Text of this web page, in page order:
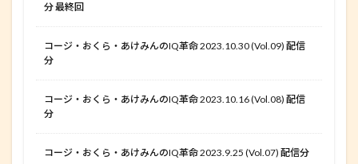
分 最終回
コージ・おくら・あけみんのIQ革命 2023.10.30 (Vol.09) 配信
分
コージ・おくら・あけみんのIQ革命 2023.10.16 (Vol.08) 配信
分
コージ・おくら・あけみんのIQ革命 2023.9.25 (Vol.07) 配信分